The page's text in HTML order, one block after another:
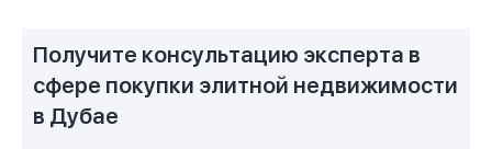
Получите консультацию эксперта в
сфере покупки элитной недвижимости
в Дубае